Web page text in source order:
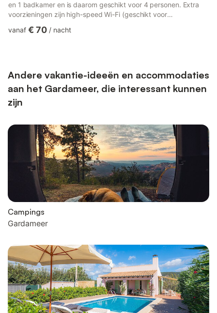
en 1 badkamer en is daarom geschikt voor 4 personen. Extra
voorzieningen zijn high-speed Wi-Fi (geschikt voor
Een kinderstoel is ook beschikbaar. Deze vakantiewoning
Huisgasten hebben toegang tot h...
vanaf € 70 / nacht
Andere vakantie-ideeën en accommodaties
aan het Gardameer, die interessant kunnen
zijn
Campings
Gardameer